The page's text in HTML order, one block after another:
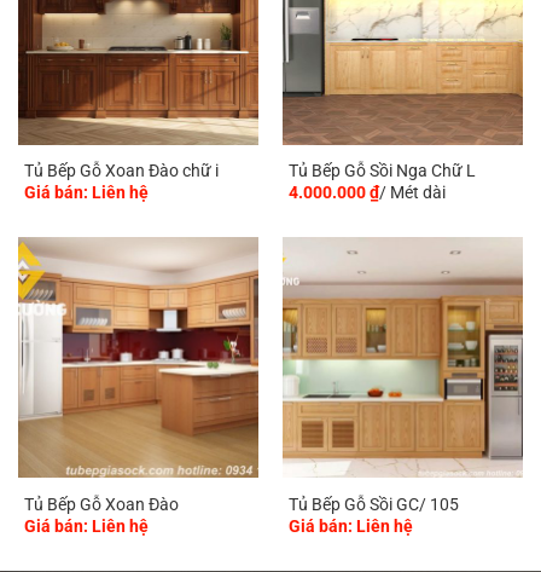
Tủ Bếp Gỗ Xoan Đào chữ i
Giá bán: Liên hệ
Tủ Bếp Gỗ Sồi Nga Chữ L
4.000.000₫/ Mét dài
Tủ Bếp Gỗ Xoan Đào
Giá bán: Liên hệ
Tủ Bếp Gỗ Sồi GC/ 105
Giá bán: Liên hệ